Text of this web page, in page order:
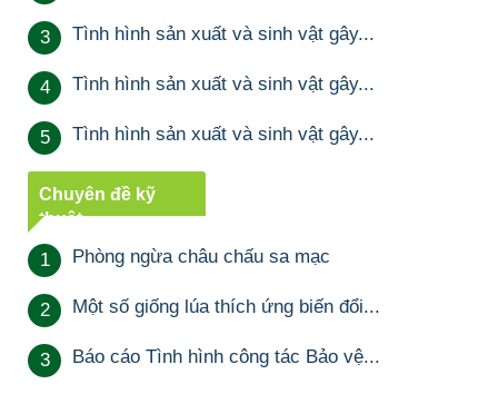
3 Tình hình sản xuất và sinh vật gây...
4 Tình hình sản xuất và sinh vật gây...
5 Tình hình sản xuất và sinh vật gây...
Chuyên đề kỹ
thuật
1 Phòng ngừa châu chấu sa mạc
2 Một số giống lúa thích ứng biến đổi...
3 Báo cáo Tình hình công tác Bảo vệ...